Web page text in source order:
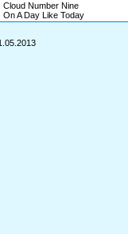
Cloud Number Nine
On A Day Like Today